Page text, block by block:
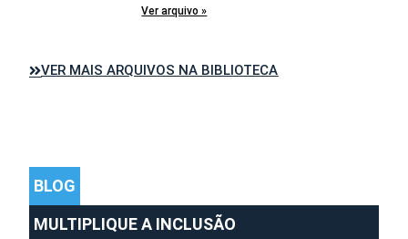
Ver arquivo »
VER MAIS ARQUIVOS NA BIBLIOTECA
BLOG
MULTIPLIQUE A INCLUSÃO